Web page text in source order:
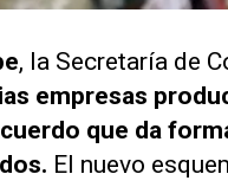
, la Secretaría de
empresas
que da
El nuevo